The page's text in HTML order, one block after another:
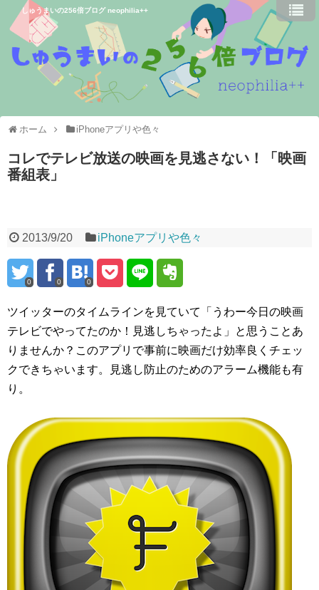
しゅうまいの256倍ブログ neophilia++
ホーム iPhoneアプリや色々
コレでテレビ放送の映画を見逃さない！「映画
番組表」
2013/9/20 iPhoneアプリや色々
0 0 0
ツイッターのタイムラインを見ていて「うわー今日の映画
テレビでやってたのか！見逃しちゃったよ」と思うことあ
りませんか？このアプリで事前に映画だけ効率良くチェッ
クできちゃいます。見逃し防止のためのアラーム機能も有
り。